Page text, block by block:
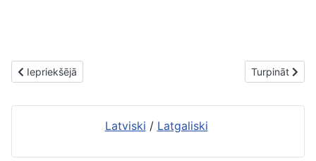
Iepriekšējais raksts: Fotoizstāde “Laikmeti caur logu” RPLB-IC
Iepriekšējā Nākamais
Turpināt
Latviski / Latgaliski